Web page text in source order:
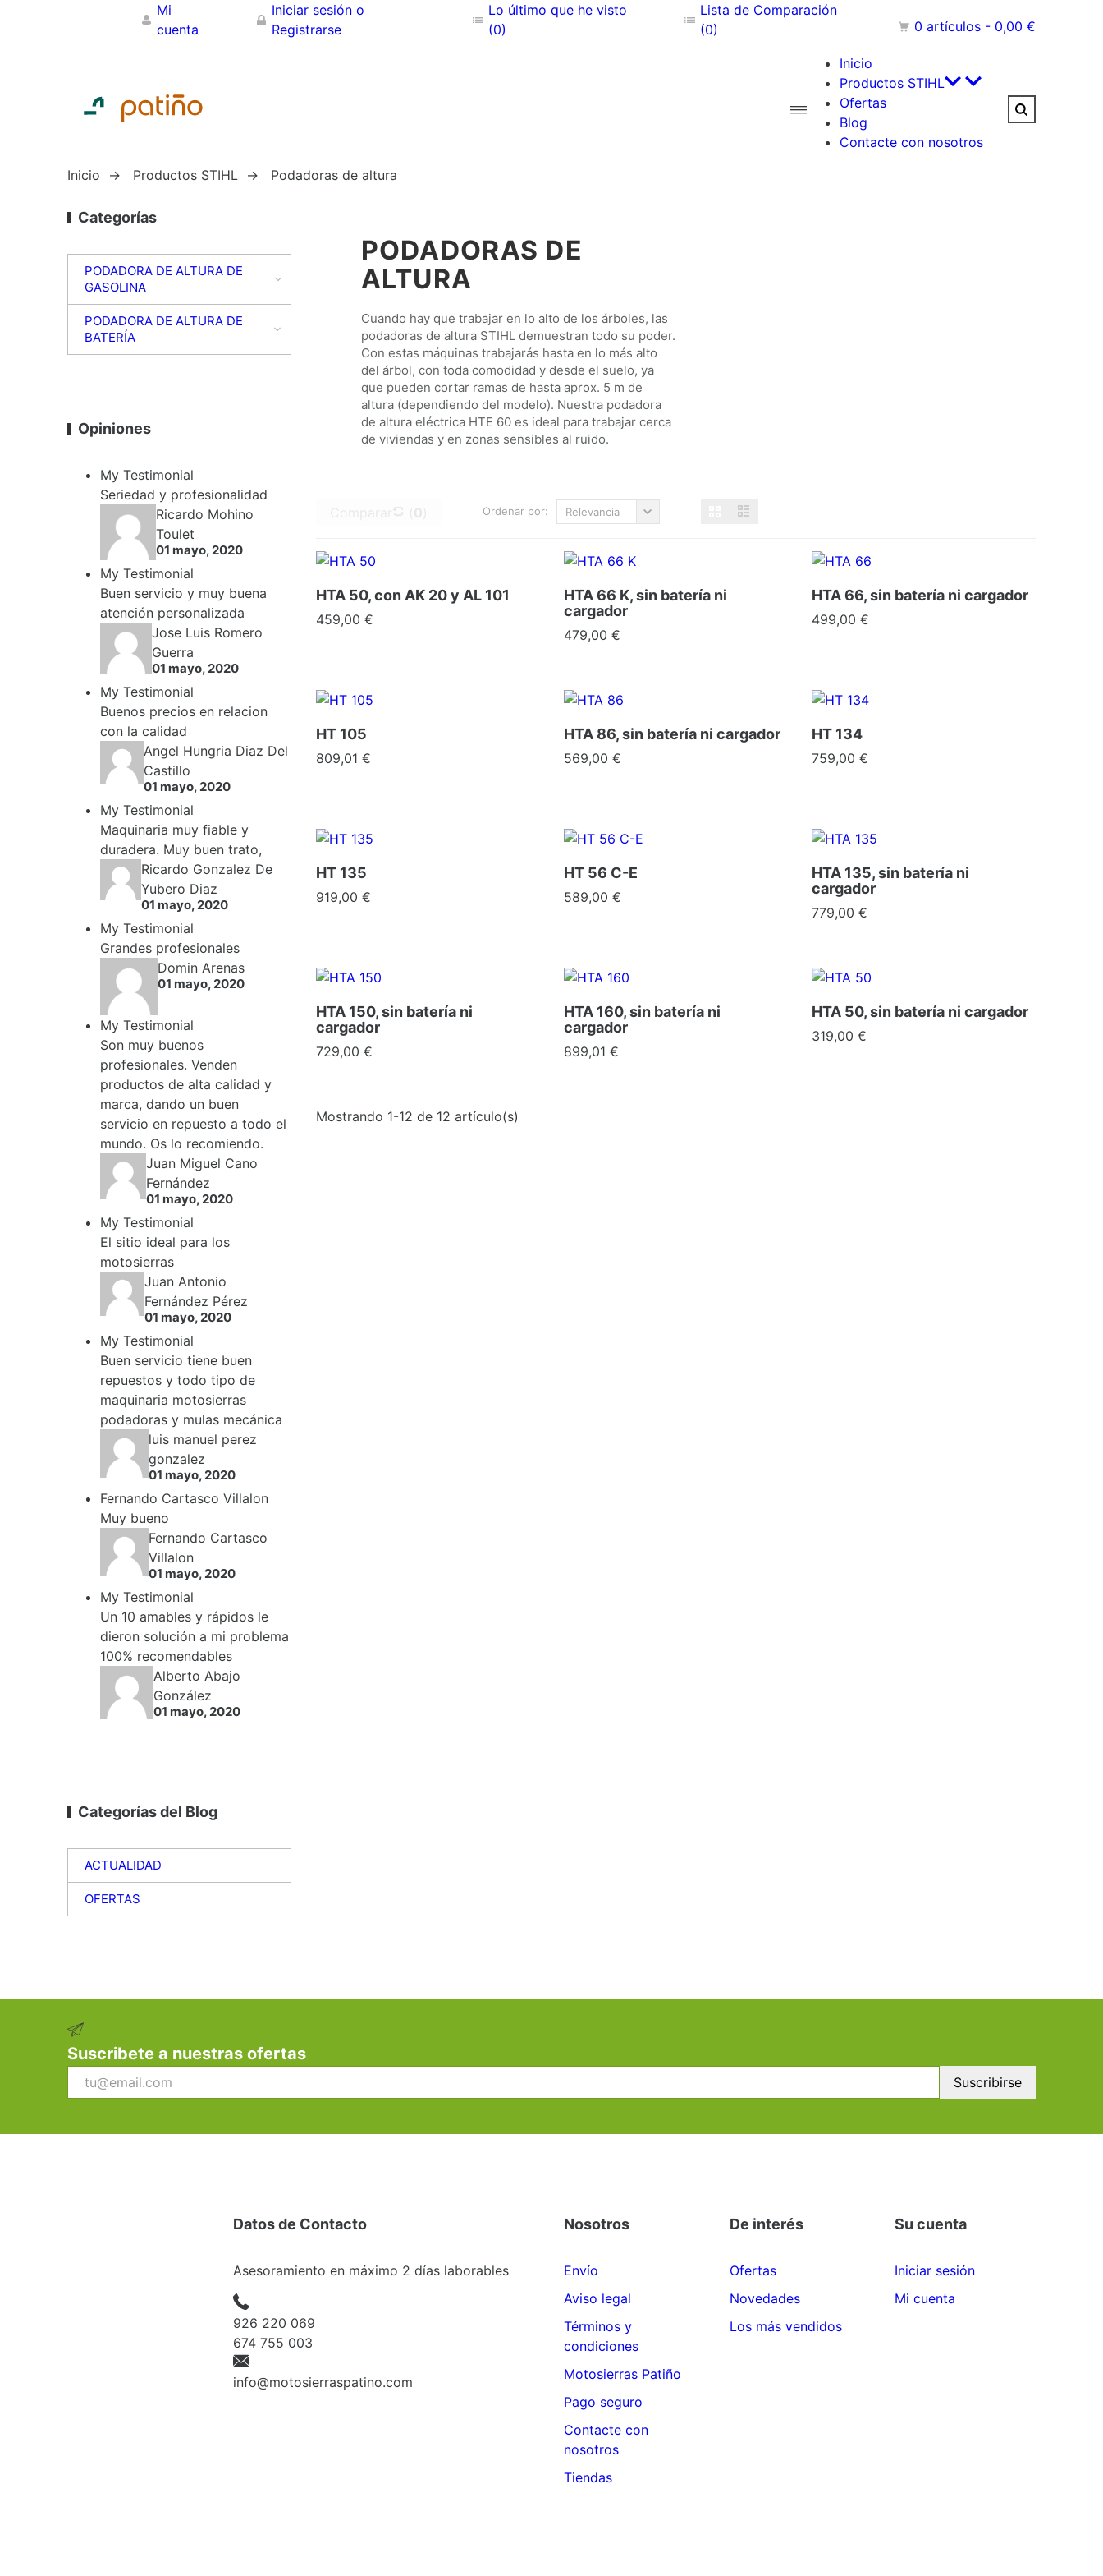
Mi
cuenta
Iniciar sesión o
Registrarse
Lo último que he visto
(0)
Lista de Comparación
(0)
0 artículos - 0,00 €
Inicio
Productos STIHL
Ofertas
Blog
Contacte con nosotros
Inicio
→ Productos STIHL → Podadoras de altura
Categorías
PODADORA DE ALTURA DE
GASOLINA
PODADORA DE ALTURA DE
BATERÍA
Opiniones
My Testimonial
Seriedad y profesionalidad
Ricardo Mohino
Toulet
01 mayo, 2020
My Testimonial
Buen servicio y muy buena
atención personalizada
Jose Luis Romero
Guerra
01 mayo, 2020
My Testimonial
Buenos precios en relacion
con la calidad
Angel Hungria Diaz Del
Castillo
01 mayo, 2020
My Testimonial
Maquinaria muy fiable y
duradera. Muy buen trato,
Ricardo Gonzalez De
Yubero Diaz
01 mayo, 2020
My Testimonial
Grandes profesionales
Domin Arenas
01 mayo, 2020
My Testimonial
Son muy buenos
profesionales. Venden
productos de alta calidad y
marca, dando un buen
servicio en repuesto a todo el
mundo. Os lo recomiendo.
Juan Miguel Cano
Fernández
01 mayo, 2020
My Testimonial
El sitio ideal para los
motosierras
Juan Antonio
Fernández Pérez
01 mayo, 2020
My Testimonial
Buen servicio tiene buen
repuestos y todo tipo de
maquinaria motosierras
podadoras y mulas mecánica
luis manuel perez
gonzalez
01 mayo, 2020
Fernando Cartasco Villalon
Muy bueno
Fernando Cartasco
Villalon
01 mayo, 2020
My Testimonial
Un 10 amables y rápidos le
dieron solución a mi problema
100% recomendables
Alberto Abajo
González
01 mayo, 2020
Categorías del Blog
ACTUALIDAD
OFERTAS
PODADORAS DE
ALTURA
Cuando hay que trabajar en lo alto de los árboles, las
podadoras de altura STIHL demuestran todo su poder.
Con estas máquinas trabajarás hasta en lo más alto
del árbol, con toda comodidad y desde el suelo, ya
que pueden cortar ramas de hasta aprox. 5 m de
altura (dependiendo del modelo). Nuestra podadora
de altura eléctrica HTE 60 es ideal para trabajar cerca
de viviendas y en zonas sensibles al ruido.
Ordenar por: Relevancia
Precio
459,00 €
HTA 50, con AK 20 y AL 101
Precio
479,00 €
HTA 66 K, sin batería ni
cargador
Precio
499,00 €
HTA 66, sin batería ni cargador
Precio
809,01 €
HT 105
Precio
569,00 €
HTA 86, sin batería ni cargador
Precio
759,00 €
HT 134
Precio
919,00 €
HT 135
Precio
589,00 €
HT 56 C-E
Precio
779,00 €
HTA 135, sin batería ni
cargador
Precio
729,00 €
HTA 150, sin batería ni
cargador
Precio
899,01 €
HTA 160, sin batería ni
cargador
Precio
319,00 €
HTA 50, sin batería ni cargador
Mostrando 1-12 de 12 artículo(s)
Suscribete a nuestras ofertas
Suscribirse
Datos de Contacto
Asesoramiento en máximo 2 días laborables
926 220 069
674 755 003
info@motosierraspatino.com
Nosotros
Envío
Aviso legal
Términos y
condiciones
Motosierras Patiño
Pago seguro
Contacte con
nosotros
Tiendas
De interés
Ofertas
Novedades
Los más vendidos
Su cuenta
Iniciar sesión
Mi cuenta